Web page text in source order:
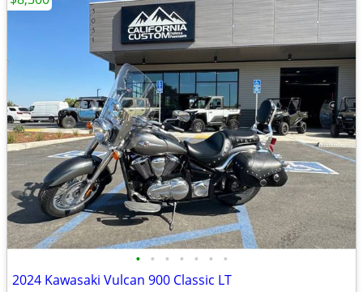
• • • • • • •
2024 Kawasaki Vulcan 900 Classic LT